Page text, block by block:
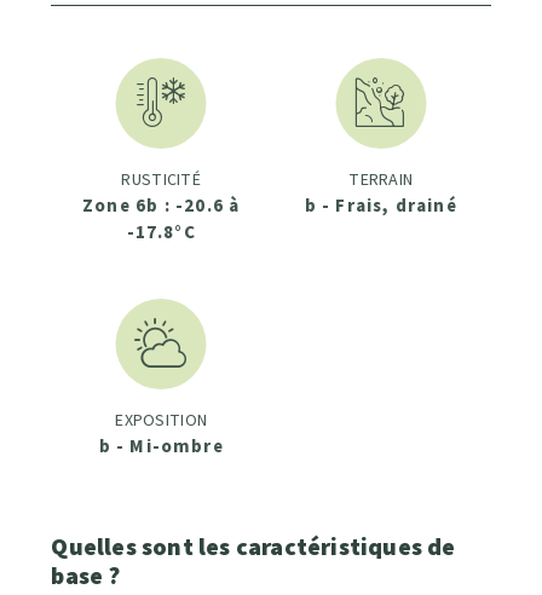
RUSTICITÉ
Zone 6b : -20.6 à
-17.8°C
TERRAIN
b - Frais, drainé
EXPOSITION
b - Mi-ombre
Quelles sont les caractéristiques de
base ?